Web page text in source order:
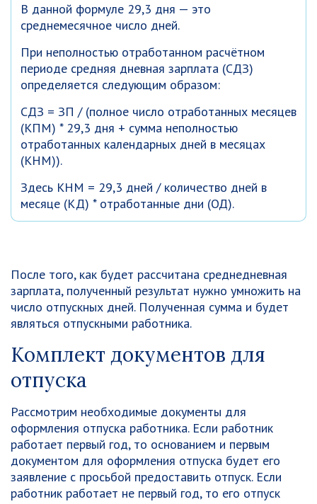
В данной формуле 29,3 дня — это
среднемесячное число дней.
При неполностью отработанном расчётном
периоде средняя дневная зарплата (СДЗ)
определяется следующим образом:
СДЗ = ЗП / (полное число отработанных месяцев
(КПМ) * 29,3 дня + сумма неполностью
отработанных календарных дней в месяцах
(КНМ)).
Здесь КНМ = 29,3 дней / количество дней в
месяце (КД) * отработанные дни (ОД).
После того, как будет рассчитана среднедневная
зарплата, полученный результат нужно умножить на
число отпускных дней. Полученная сумма и будет
являться отпускными работника.
Комплект документов для
отпуска
Рассмотрим необходимые документы для
оформления отпуска работника. Если работник
работает первый год, то основанием и первым
документом для оформления отпуска будет его
заявление с просьбой предоставить отпуск. Если
работник работает не первый год, то его отпуск